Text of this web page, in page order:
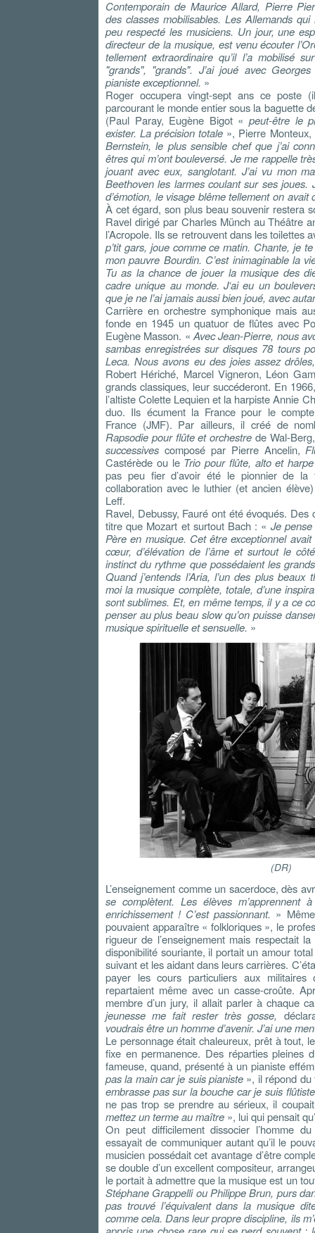
Contemporain de Maurice Allard, Pierre
des classes mobilisables. Les Allemands
peu respecté les musiciens. Un jour, une
directeur de la musique, est venu écouter
tellement extraordinaire qu’il l’a mobilisé
"grands", "grands". J’ai joué avec
pianiste exceptionnel. »
Roger occupera vingt-sept ans ce poste
parcourant le monde entier sous la baguette
(Paul Paray, Eugène Bigot « peut-être le
exister. La précision totale », Pierre
Bernstein, le plus sensible chef que j’ai
êtres qui m’ont bouleversé. Je me rappelle
jouant avec eux, sanglotant. J’ai vu mon
Beethoven les larmes coulant sur ses joues.
d’émotion, le visage blême tellement on
À cet égard, son plus beau souvenir restera
Ravel dirigé par Charles Münch au Théâtre
l’Acropole. Ils se retrouvent dans les toilettes
p’tit gars, joue comme ce matin. Chante, je
mon pauvre Bourdin. C’est inimaginable la
Tu as la chance de jouer la musique des
cadre unique au monde. J‘ai eu un
que je ne l’ai jamais aussi bien joué, avec
Carrière en orchestre symphonique mais
fonde en 1945 un quatuor de flûtes avec
Eugène Masson. « Avec Jean-Pierre, nous
sambas enregistrées sur disques 78 tours
Leca. Nous avons eu des joies assez
Robert Hériché, Marcel Vigneron, Léon
grands classiques, leur succéderont. En
l’altiste Colette Lequien et la harpiste Annie
duo. Ils écument la France pour le
France (JMF). Par ailleurs, il créé de
Rapsodie pour flûte et orchestre de Wal-
successives composé par Pierre Ancelin,
Castérède ou le Trio pour flûte, alto et harpe
pas peu fier d’avoir été le pionnier de la
collaboration avec le luthier (et ancien
Leff.
Ravel, Debussy, Fauré ont été évoqués.
titre que Mozart et surtout Bach : « Je
Père en musique. Cet être exceptionnel
cœur, d’élévation de l’âme et surtout le
instinct du rythme que possédaient les
Quand j’entends l’Aria, l’un des plus beaux
moi la musique complète, totale, d’une
sont sublimes. Et, en même temps, il y a ce
penser au plus beau slow qu’on puisse
musique spirituelle et sensuelle. »
(DR)
L’enseignement comme un sacerdoce, dès
se complètent. Les élèves m’apprennent
enrichissement ! C’est passionnant. »
pouvaient apparaître « folkloriques », le
rigueur de l’enseignement mais respectait
disponibilité souriante, il portait un amour
suivant et les aidant dans leurs carrières.
payer les cours particuliers aux
repartaient même avec un casse-croûte.
membre d’un jury, il allait parler à chaque
jeunesse me fait rester très gosse,
voudrais être un homme d’avenir. J’ai une
Le personnage était chaleureux, prêt à tout,
fixe en permanence. Des réparties pleines
fameuse, quand, présenté à un pianiste
pas la main car je suis pianiste », il répond
embrasse pas sur la bouche car je suis
ne pas trop se prendre au sérieux, il
mettez un terme au maître », lui qui pensait
On peut difficilement dissocier l’homme
essayait de communiquer autant qu’il le
musicien possédait cet avantage d’être
se double d’un excellent compositeur,
le portait à admettre que la musique est un
Stéphane Grappelli ou Philippe Brun, purs
pas trouvé l’équivalent dans la musique
comme cela. Dans leur propre discipline, ils